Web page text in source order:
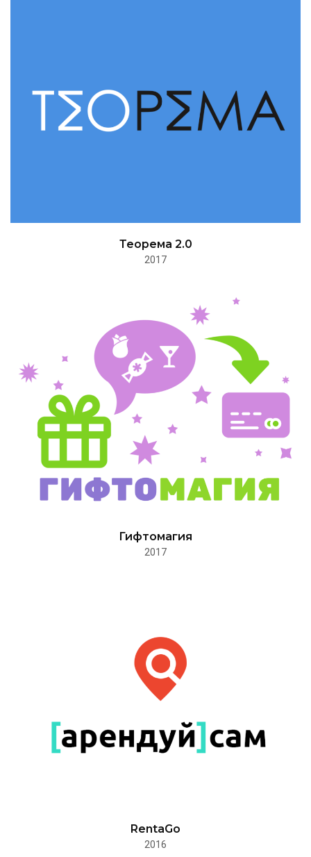
Теорема 2.0
2017
Гифтомагия
2017
RentaGo
2016